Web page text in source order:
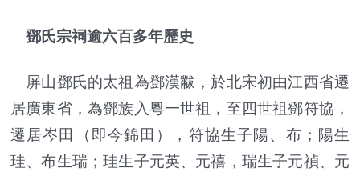
鄧氏宗祠逾六百多年歷史
屏山鄧氏的太祖為鄧漢黻，於北宋初由江西省遷
居廣東省，為鄧族入粵一世祖，至四世祖鄧符協，
遷居岑田（即今錦田），符協生子陽、布；陽生
珪、布生瑞；珪生子元英、元禧，瑞生子元禎、元